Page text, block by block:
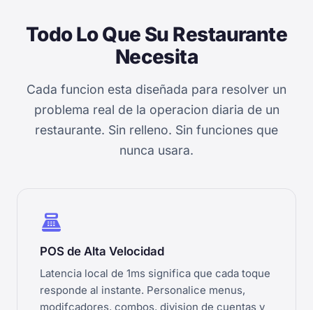
Todo Lo Que Su Restaurante
Necesita
Cada funcion esta diseñada para resolver un
problema real de la operacion diaria de un
restaurante. Sin relleno. Sin funciones que
nunca usara.
point_of_sale
POS de Alta Velocidad
Latencia local de 1ms significa que cada toque
responde al instante. Personalice menus,
modifcadores, combos, division de cuentas y